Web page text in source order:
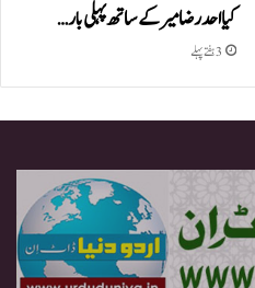
کیا احد رضا میر کے ساتھ پہلی بار…
3 ہفتے پہلے